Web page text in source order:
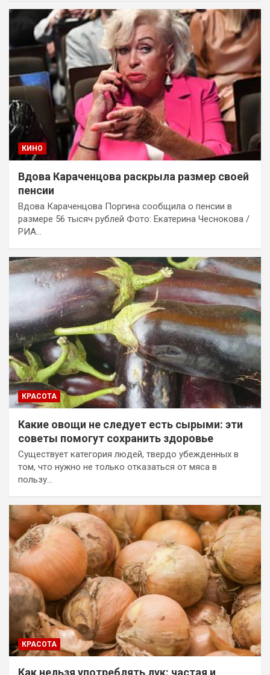
КИНО
Вдова Караченцова раскрыла размер своей
пенсии
Вдова Караченцова Поргина сообщила о пенсии в
размере 56 тысяч рублей Фото: Екатерина Чеснокова /
РИА…
КРАСОТА
Какие овощи не следует есть сырыми: эти
советы помогут сохранить здоровье
Существует категория людей, твердо убежденных в
том, что нужно не только отказаться от мяса в
пользу…
КРАСОТА
Как нельзя употреблять лук: частая и